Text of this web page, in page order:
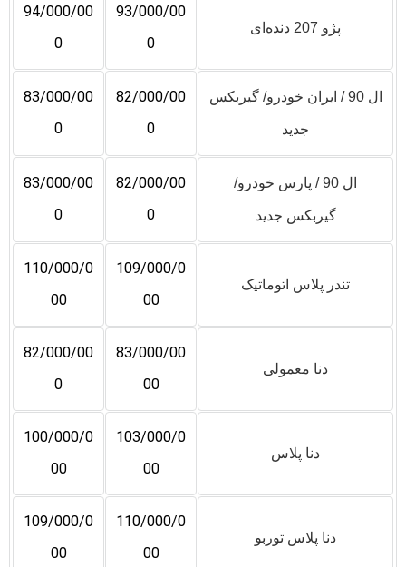
پژو 207 دنده‌ای
93/000/00
0
94/000/00
0
ال 90 / ایران خودرو/ گیربکس
جدید
82/000/00
0
83/000/00
0
ال 90 / پارس خودرو/
گیربکس جدید
82/000/00
0
83/000/00
0
تندر پلاس اتوماتیک
109/000/0
00
110/000/0
00
دنا معمولی
83/000/00
00
82/000/00
0
دنا پلاس
103/000/0
00
100/000/0
00
دنا پلاس توربو
110/000/0
00
109/000/0
00